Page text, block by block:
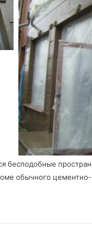
обычного